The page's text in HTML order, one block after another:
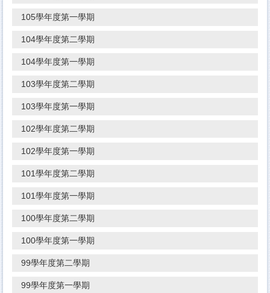
105學年度第一學期
104學年度第二學期
104學年度第一學期
103學年度第二學期
103學年度第一學期
102學年度第二學期
102學年度第一學期
101學年度第二學期
101學年度第一學期
100學年度第二學期
100學年度第一學期
99學年度第二學期
99學年度第一學期